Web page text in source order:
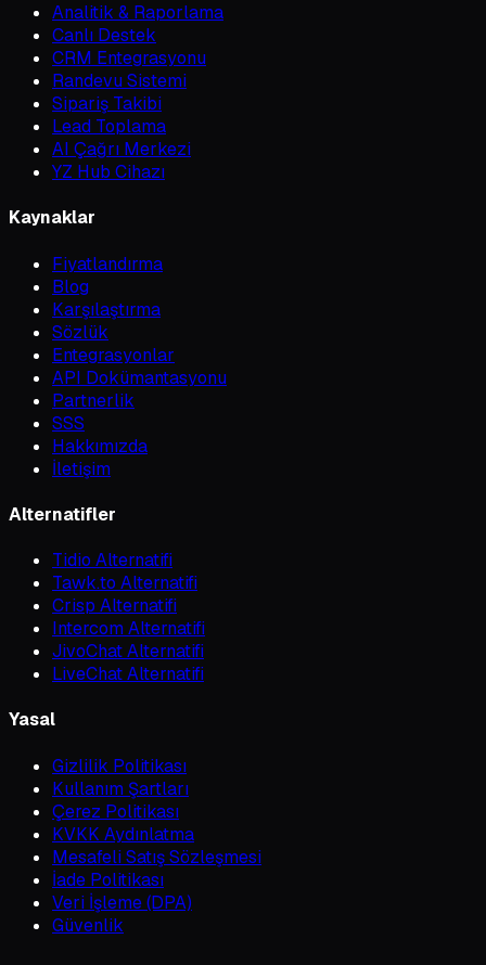
Analitik & Raporlama
Canlı Destek
CRM Entegrasyonu
Randevu Sistemi
Sipariş Takibi
Lead Toplama
AI Çağrı Merkezi
YZ Hub Cihazı
Kaynaklar
Fiyatlandırma
Blog
Karşılaştırma
Sözlük
Entegrasyonlar
API Dokümantasyonu
Partnerlik
SSS
Hakkımızda
İletişim
Alternatifler
Tidio Alternatifi
Tawk.to Alternatifi
Crisp Alternatifi
Intercom Alternatifi
JivoChat Alternatifi
LiveChat Alternatifi
Yasal
Gizlilik Politikası
Kullanım Şartları
Çerez Politikası
KVKK Aydınlatma
Mesafeli Satış Sözleşmesi
İade Politikası
Veri İşleme (DPA)
Güvenlik